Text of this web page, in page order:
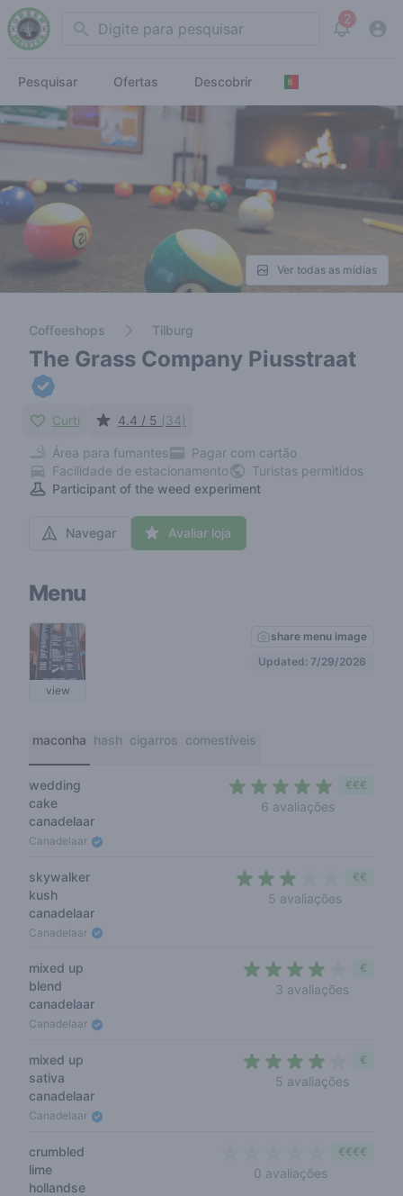
Search 2
View
Pesquisar Ofertas Descobrir
Ver todas as mídias
Coffeeshops Tilburg
The Grass Company Piusstraat
Curti 4.4 / 5 (34)
Área para fumantes
Pagar com cartão
Facilidade de estacionamento
Turistas permitidos
Participant of the weed experiment
Navegar Avaliar loja
Menu
view
share menu image
Updated: 7/29/2026
maconha hash cigarros comestíveis
wedding
cake
canadelaar
Canadelaar
6 avaliações
€€€
skywalker
kush
canadelaar
Canadelaar
5 avaliações
€€
mixed up
blend
canadelaar
Canadelaar
3 avaliações
€
mixed up
sativa
canadelaar
Canadelaar
5 avaliações
€
crumbled
lime
hollandse
0 avaliações
€€€€